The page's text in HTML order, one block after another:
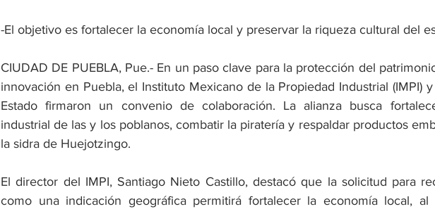
-El objetivo es fortalecer la economía local y preservar la riqueza cultural del
CIUDAD DE PUEBLA, Pue.- En un paso clave para la protección del
innovación en Puebla, el Instituto Mexicano de la Propiedad Industrial (IMPI)
Estado firmaron un convenio de colaboración. La alianza busca
industrial de las y los poblanos, combatir la piratería y respaldar productos
la sidra de Huejotzingo.
El director del IMPI, Santiago Nieto Castillo, destacó que la solicitud para
como una indicación geográfica permitirá fortalecer la economía local,